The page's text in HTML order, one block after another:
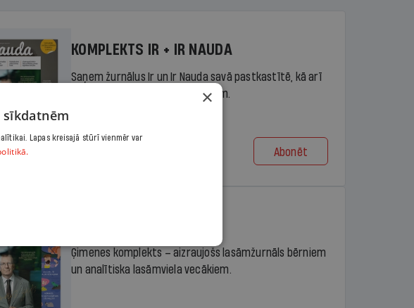
KOMPLEKTS IR + IR NAUDA
Saņem žurnālus Ir un Ir Nauda savā pastkastītē, kā arī
pilnu piekļuvi portāla ir.lv saturam.
Cena
Abonēt
Ģimenes komplekts – aizraujošs lasāmžurnāls bērniem
un analītiska lasāmviela vecākiem.
×
Lapas kreisajā stūrī vienmēr var